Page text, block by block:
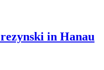
in Hanau